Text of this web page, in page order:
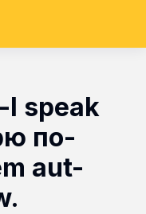
I speak
по-
aut-